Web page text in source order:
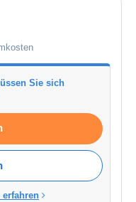
Sie sich
erfahren